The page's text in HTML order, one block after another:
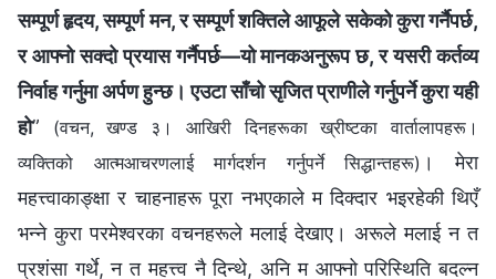
सम्पूर्ण हृदय, सम्पूर्ण मन, र सम्पूर्ण शक्तिले आफूले सकेको कुरा गर्नैपर्छ,
र आफ्नो सक्दो प्रयास गर्नैपर्छ—यो मानकअनुरूप छ, र यसरी कर्तव्य
निर्वाह गर्नुमा अर्पण हुन्छ। एउटा साँचो सृजित प्राणीले गर्नुपर्ने कुरा यही
हो” (वचन, खण्ड ३। आखिरी दिनहरूका ख्रीष्टका वार्तालापहरू।
व्यक्तिको आत्मआचरणलाई मार्गदर्शन गर्नुपर्ने सिद्धान्तहरू) । मेरा
महत्त्वाकाङ्क्षा र चाहनाहरू पूरा नभएकाले म दिक्दार भइरहेकी थिएँ
भन्ने कुरा परमेश्‍वरका वचनहरूले मलाई देखाए। अरूले मलाई न त
प्रशंसा गर्थे, न त महत्त्व नै दिन्थे, अनि म आफ्नो परिस्थिति बदल्न